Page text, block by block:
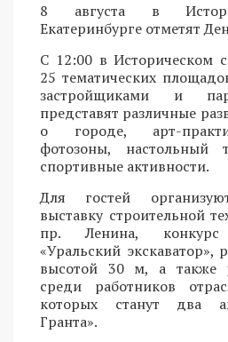
8 августа в
Екатеринбурге отметят
С 12:00 в Историческом
25 тематических
застройщиками и
представят различные
о городе, арт-
фотозоны, настольный
спортивные активности.
Для гостей
выставку строительной
пр. Ленина, конкурс
«Уральский экскаватор»,
высотой 30 м, а также
среди работников
которых станут два
Гранта».